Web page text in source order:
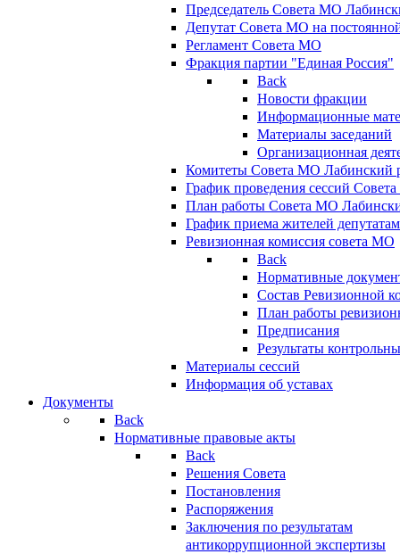
Председатель Совета МО
Депутат Совета МО на
Регламент Совета МО
Фракция партии "Единая Россия"
Back
Новости фракции
Информационные
Материалы заседаний
Организационная
Комитеты Совета МО Лабинский
График проведения сессий
План работы Совета МО
График приема жителей
Ревизионная комиссия совета МО
Back
Нормативные
Состав Ревизионной
План работы
Предписания
Результаты
Материалы сессий
Информация об уставах
Документы
Back
Нормативные правовые акты
Back
Решения Совета
Постановления
Распоряжения
Заключения по результатам
антикоррупционной экспертизы